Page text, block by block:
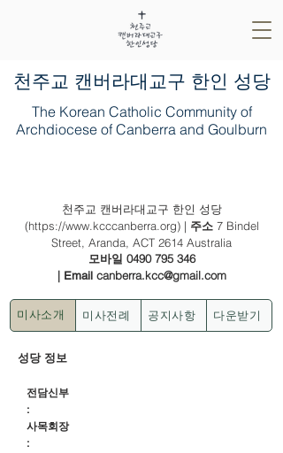
​천주교 캔버라대교구 한인 성당
The Korean Catholic Community of
Archdiocese of Canberra and Goulburn
천주교 캔버라대교구 한인 성당
(https://www.kcccanberra.org) | 주소 7 Bindel
Street, Aranda, ACT 2614 Australia
모바일 0490 795 346
| Email canberra.kcc@gmail.com
미사소개 미사전례 공지사항 다운받기
성당 정보
전담신부
:
사목회장
: